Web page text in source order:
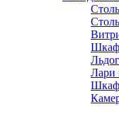
Лари